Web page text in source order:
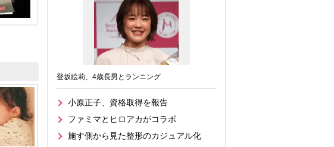
登坂絵莉、4歳長男とランニング
小原正子、資格取得を報告
ファミマとヒロアカがコラボ
施す側から見た整形のカジュアル化